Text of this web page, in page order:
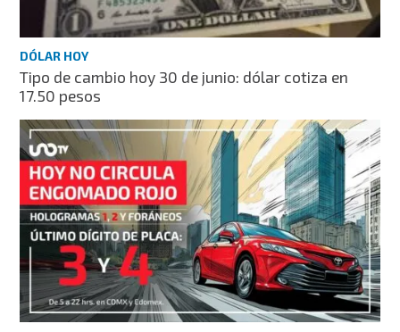
DÓLAR HOY
Tipo de cambio hoy 30 de junio: dólar cotiza en
17.50 pesos